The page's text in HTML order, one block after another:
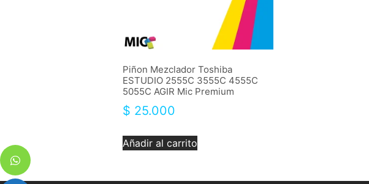
Piñon Mezclador Toshiba
ESTUDIO 2555C 3555C 4555C
5055C AGIR Mic Premium
$ 25.000
Añadir al carrito